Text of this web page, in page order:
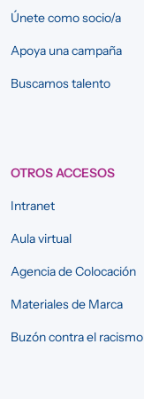
Únete como socio/a
Apoya una campaña
Buscamos talento
OTROS ACCESOS
Intranet
Aula virtual
Agencia de Colocación
Materiales de Marca
Buzón contra el racismo